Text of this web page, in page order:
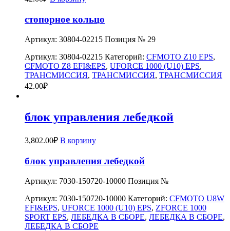
стопорное кольцо
Артикул: 30804-02215 Позиция № 29
Артикул: 30804-02215 Категорий: CFMOTO Z10 EPS,
CFMOTO Z8 EFI&EPS, UFORCE 1000 (U10) EPS,
ТРАНСМИССИЯ, ТРАНСМИССИЯ, ТРАНСМИССИЯ
42.00₽
блок управления лебедкой
3,802.00₽ В корзину
блок управления лебедкой
Артикул: 7030-150720-10000 Позиция №
Артикул: 7030-150720-10000 Категорий: CFMOTO U8W
EFI&EPS, UFORCE 1000 (U10) EPS, ZFORCE 1000
SPORT EPS, ЛЕБЕДКА В СБОРЕ, ЛЕБЕДКА В СБОРЕ,
ЛЕБЕДКА В СБОРЕ